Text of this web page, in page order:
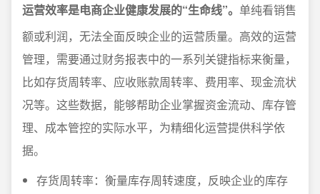
运营效率是电商企业健康发展的“生命线”。 单纯看销售
额或利润，无法全面反映企业的运营质量。高效的运营
管理，需要通过财务报表中的一系列关键指标来衡量，
比如存货周转率、应收账款周转率、费用率、现金流状
况等。这些数据，能够帮助企业掌握资金流动、库存管
理、成本管控的实际水平，为精细化运营提供科学依
据。
存货周转率：衡量库存周转速度，反映企业的库存